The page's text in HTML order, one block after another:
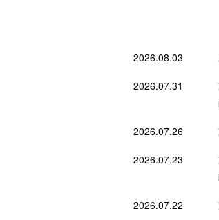
2026.08.03
2026.07.31
2026.07.26
2026.07.23
2026.07.22